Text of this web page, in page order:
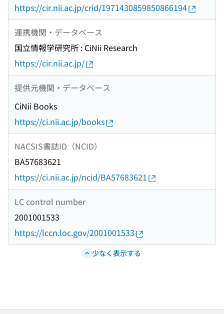
https://cir.nii.ac.jp/crid/1971430859850866194
連携機関・データベース
国立情報学研究所 : CiNii Research
https://cir.nii.ac.jp/
提供元機関・データベース
CiNii Books
https://ci.nii.ac.jp/books
NACSIS書誌ID（NCID）
BA57683621
https://ci.nii.ac.jp/ncid/BA57683621
LC control number
2001001533
https://lccn.loc.gov/2001001533
少なく表示する